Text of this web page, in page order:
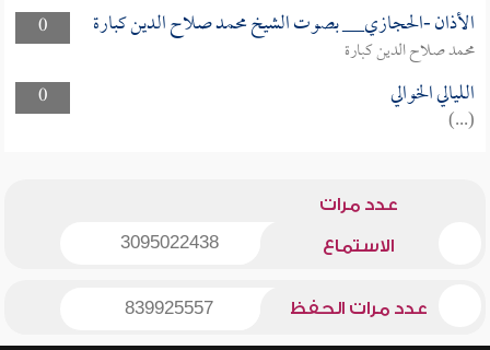
0
الأذان -الحجازي__ بصوت الشيخ محمد صلاح الدين كبارة
محمد صلاح الدين كبارة
0
الليالي الخوالي
(...)
عدد مرات
الاستماع 3095022438
عدد مرات الحفظ 839925557